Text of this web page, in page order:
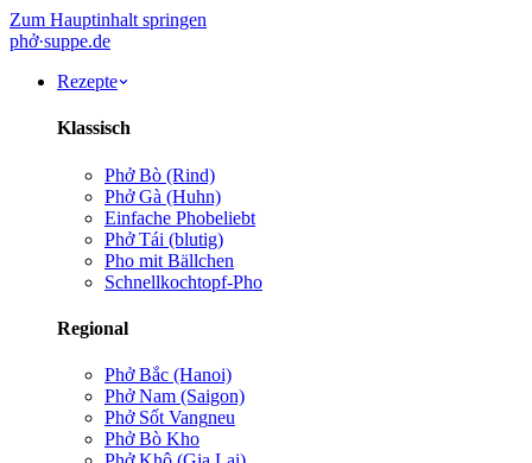
Zum Hauptinhalt springen
phở·suppe.de
Rezepte
Klassisch
Phở Bò (Rind)
Phở Gà (Huhn)
Einfache Phobeliebt
Phở Tái (blutig)
Pho mit Bällchen
Schnellkochtopf-Pho
Regional
Phở Bắc (Hanoi)
Phở Nam (Saigon)
Phở Sốt Vangneu
Phở Bò Kho